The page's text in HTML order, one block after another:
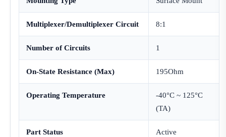
Multiplexer/Demultiplexer Circuit 8:1
Number of Circuits 1
On-State Resistance (Max) 195Ohm
Operating Temperature
-40°C ~ 125°C
(TA)
Part Status Active